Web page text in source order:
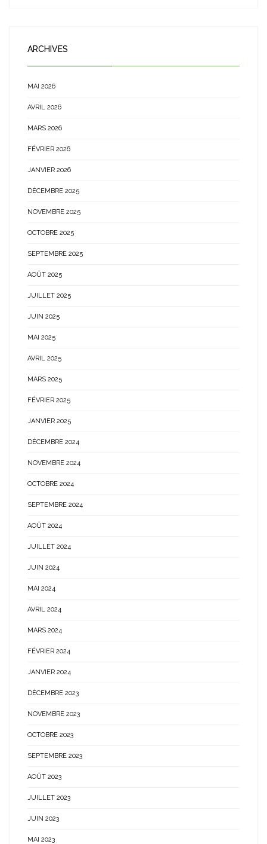
ARCHIVES
MAI 2026
AVRIL 2026
MARS 2026
FÉVRIER 2026
JANVIER 2026
DÉCEMBRE 2025
NOVEMBRE 2025
OCTOBRE 2025
SEPTEMBRE 2025
AOÛT 2025
JUILLET 2025
JUIN 2025
MAI 2025
AVRIL 2025
MARS 2025
FÉVRIER 2025
JANVIER 2025
DÉCEMBRE 2024
NOVEMBRE 2024
OCTOBRE 2024
SEPTEMBRE 2024
AOÛT 2024
JUILLET 2024
JUIN 2024
MAI 2024
AVRIL 2024
MARS 2024
FÉVRIER 2024
JANVIER 2024
DÉCEMBRE 2023
NOVEMBRE 2023
OCTOBRE 2023
SEPTEMBRE 2023
AOÛT 2023
JUILLET 2023
JUIN 2023
MAI 2023